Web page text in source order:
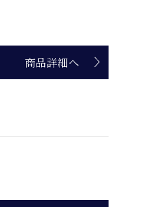
商品詳細へ